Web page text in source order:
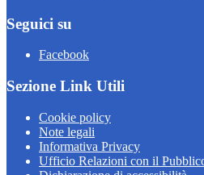
Seguici su
Facebook
Sezione Link Utili
Cookie policy
Note legali
Informativa Privacy
Ufficio Relazioni con il